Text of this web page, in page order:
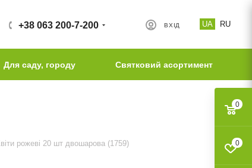
UA RU
ВХІД
+38 063 200-7-200
Для саду, городу Святковий асортимент
рожеві 20 шт двошарова (1759)
0
0